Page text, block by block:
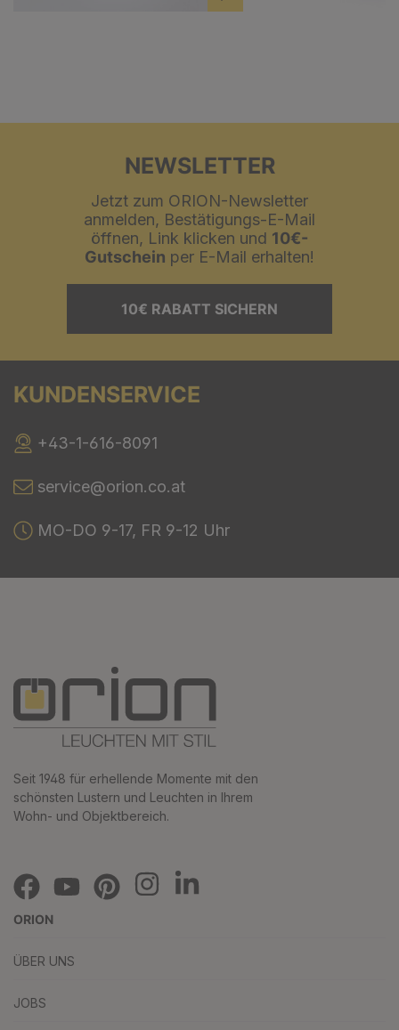
NEWSLETTER
Jetzt zum ORION-Newsletter
anmelden, Bestätigungs-E-Mail
öffnen, Link klicken und 10€-
Gutschein per E-Mail erhalten!
10€ RABATT SICHERN
KUNDENSERVICE
+43-1-616-8091
service@orion.co.at
MO-DO 9-17, FR 9-12 Uhr
Seit 1948 für erhellende Momente mit den
schönsten Lustern und Leuchten in Ihrem
Wohn- und Objektbereich.
ORION
ÜBER UNS
JOBS